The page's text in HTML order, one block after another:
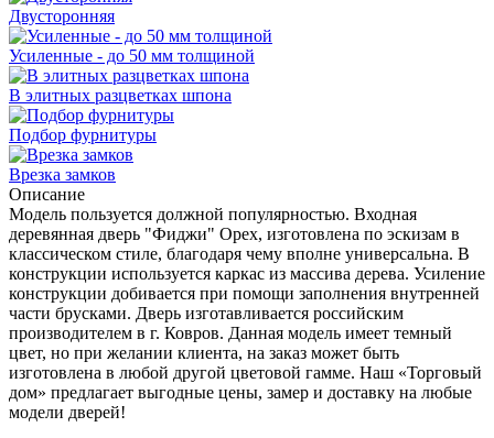
Двусторонняя
Усиленные - до 50 мм толщиной
В элитных разцветках шпона
Подбор фурнитуры
Врезка замков
Описание
Модель пользуется должной популярностью. Входная
деревянная дверь "Фиджи" Орех, изготовлена по эскизам в
классическом стиле, благодаря чему вполне универсальна. В
конструкции используется каркас из массива дерева. Усиление
конструкции добивается при помощи заполнения внутренней
части брусками. Дверь изготавливается российским
производителем в г. Ковров. Данная модель имеет темный
цвет, но при желании клиента, на заказ может быть
изготовлена в любой другой цветовой гамме. Наш «Торговый
дом» предлагает выгодные цены, замер и доставку на любые
модели дверей!